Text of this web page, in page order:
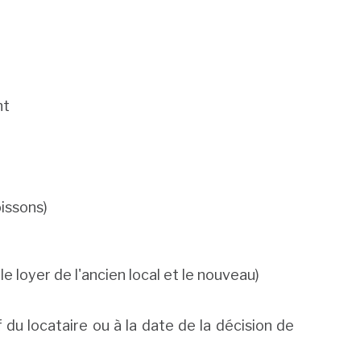
loyer de l'ancien local et le nouveau)
locataire ou à la date de la décision de